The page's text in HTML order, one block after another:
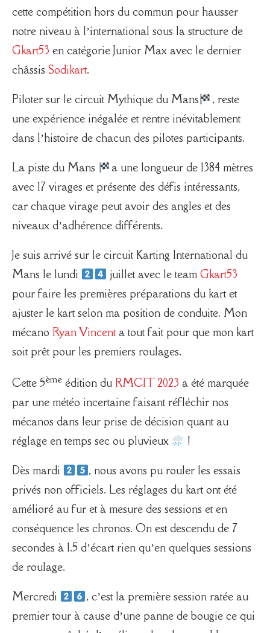
cette compétition hors du commun pour hausser
notre niveau à l’international sous la structure de
Gkart53 en catégorie Junior Max avec le dernier
châssis Sodikart.
Piloter sur le circuit Mythique du Mans
, reste
une expérience inégalée et rentre inévitablement
dans l’histoire de chacun des pilotes participants.
La piste du Mans
a une longueur de 1384 mètres
avec 17 virages et présente des défis intéressants,
car chaque virage peut avoir des angles et des
niveaux d’adhérence différents.
Je suis arrivé sur le circuit Karting International du
Mans le lundi
juillet avec le team Gkart53
pour faire les premières préparations du kart et
ajuster le kart selon ma position de conduite. Mon
mécano Ryan Vincent a tout fait pour que mon kart
soit prêt pour les premiers roulages.
Cette 5ème édition du RMCIT 2023 a été marquée
par une météo incertaine faisant réfléchir nos
mécanos dans leur prise de décision quant au
réglage en temps sec ou pluvieux
!
Dès mardi
, nous avons pu rouler les essais
privés non officiels. Les réglages du kart ont été
amélioré au fur et à mesure des sessions et en
conséquence les chronos. On est descendu de 7
secondes à 1.5 d’écart rien qu’en quelques sessions
de roulage.
Mercredi
, c’est la première session ratée au
premier tour à cause d’une panne de bougie ce qui